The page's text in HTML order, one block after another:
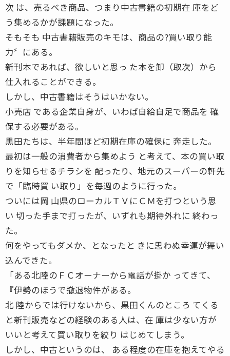
次 は、売るべき商品、つまり中古書籍の初期在 庫をど
う集めるかが課題になった。
そもそも 中古書籍販売のキモは、商品の?買い取り能
力〞にある。
新刊本であれば、欲しいと思っ た本を卸（取次）から
仕入れることができる。
しかし、中古書籍はそうはいかない。
小売店 である企業自身が、いわば自給自足で商品を 確
保する必要がある。
黒田たちは、半年間ほど初期在庫の確保に 奔走した。
最初は一般の消費者から集めよう と考えて、本の買い取
りを知らせるチラシを 配ったり、地元のスーパーの軒先
で「臨時買 い取り」を毎週のように行った。
ついには岡 山県のローカルＴＶにＣＭを打つという思
い 切った手まで打ったが、いずれも期待外れに 終わっ
た。
何をやってもダメか、となったと きに思わぬ幸運が舞い
込んできた。
「ある北陸のＦＣオーナーから電話が掛か ってきて、
『伊勢のほうで撤退物件がある。
北 陸からでは行けないから、黒田くんのところ てくる
と新刊販売などの経験のある人は、在 庫は少ない方が
いいと考えて買い取りを絞り はじめてしまう。
しかし、中古というのは、 ある程度の在庫を抱えてやる